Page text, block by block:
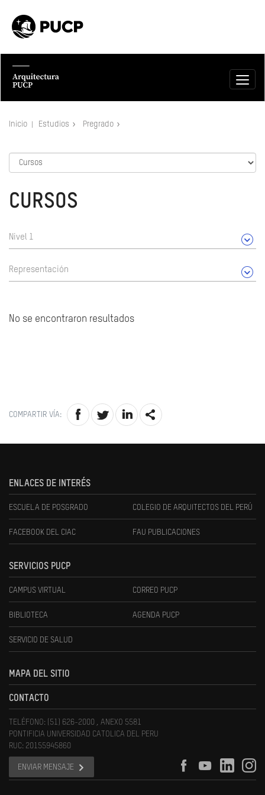
Inicio Estudios Pregrado
CURSOS
Nivel 1
Representación
No se encontraron resultados
COMPARTIR VÍA:
ENLACES DE INTERÉS
ESCUELA DE POSGRADO COLEGIO DE ARQUITECTOS DEL PERÚ
FACEBOOK DEL CIAC FAU PUBLICACIONES
SERVICIOS PUCP
CAMPUS VIRTUAL CORREO PUCP
BIBLIOTECA AGENDA PUCP
SERVICIO DE SALUD
MAPA DEL SITIO
CONTACTO
TELÉFONO: (51) 626-2000 , ANEXO 5581
PONTIFICIA UNIVERSIDAD CATOLICA DEL PERU
RUC: 20155945860
ENVIAR MENSAJE